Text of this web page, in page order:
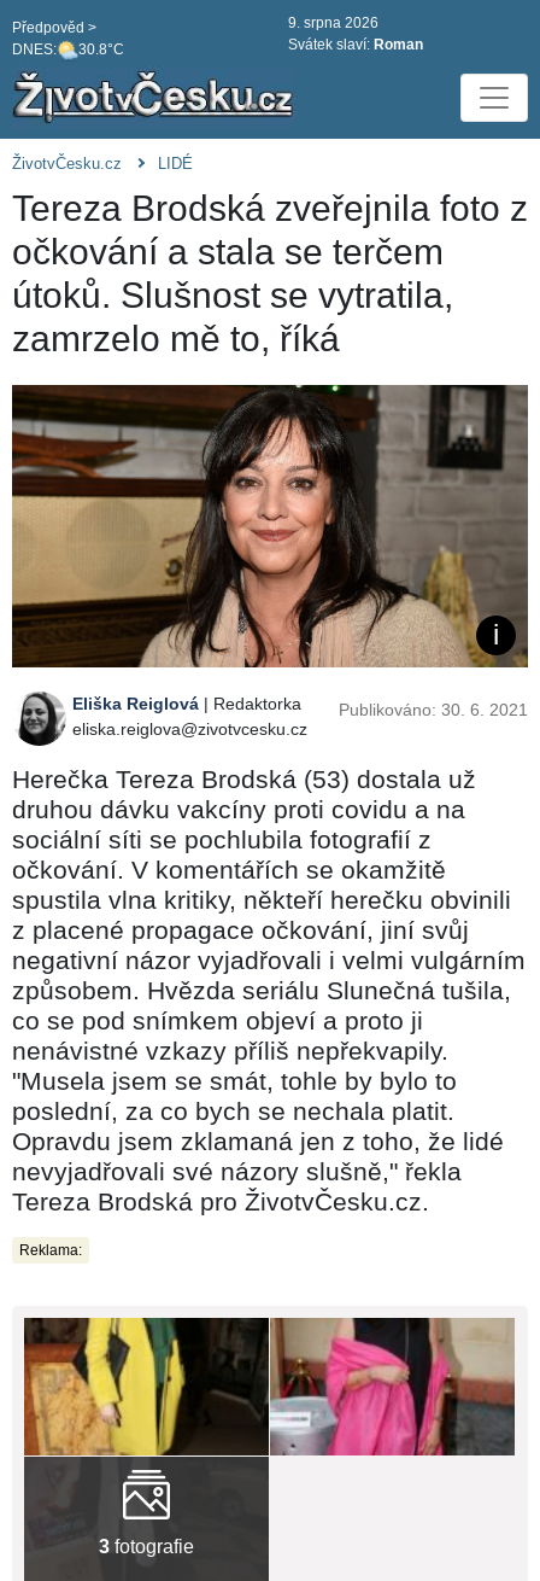
DNES: 30.8°C
Předpověd >
9. srpna 2026
Svátek slaví: Roman
ŽivotvČesku.cz LIDÉ
Tereza Brodská zveřejnila foto z
očkování a stala se terčem
útoků. Slušnost se vytratila,
zamrzelo mě to, říká
Eliška Reiglová | Redaktorka
eliska.reiglova@zivotvcesku.cz
Publikováno: 30. 6. 2021
Herečka Tereza Brodská (53) dostala už
druhou dávku vakcíny proti covidu a na
sociální síti se pochlubila fotografií z
očkování. V komentářích se okamžitě
spustila vlna kritiky, někteří herečku obvinili
z placené propagace očkování, jiní svůj
negativní názor vyjadřovali i velmi vulgárním
způsobem. Hvězda seriálu Slunečná tušila,
co se pod snímkem objeví a proto ji
nenávistné vzkazy příliš nepřekvapily.
"Musela jsem se smát, tohle by bylo to
poslední, za co bych se nechala platit.
Opravdu jsem zklamaná jen z toho, že lidé
nevyjadřovali své názory slušně," řekla
Tereza Brodská pro ŽivotvČesku.cz.
Reklama:
3 fotografie